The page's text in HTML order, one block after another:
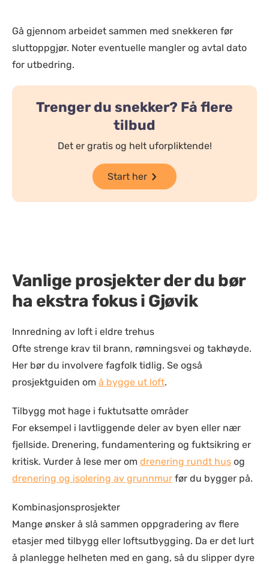
Gå gjennom arbeidet sammen med snekkeren før
sluttoppgjør. Noter eventuelle mangler og avtal dato
for utbedring.
Trenger du snekker? Få flere
tilbud
Det er gratis og helt uforpliktende!
Start her
Vanlige prosjekter der du bør
ha ekstra fokus i Gjøvik
Innredning av loft i eldre trehus
Ofte strenge krav til brann, rømningsvei og takhøyde.
Her bør du involvere fagfolk tidlig. Se også
prosjektguiden om å bygge ut loft.
Tilbygg mot hage i fuktutsatte områder
For eksempel i lavtliggende deler av byen eller nær
fjellside. Drenering, fundamentering og fuktsikring er
kritisk. Vurder å lese mer om drenering rundt hus og
drenering og isolering av grunnmur før du bygger på.
Kombinasjonsprosjekter
Mange ønsker å slå sammen oppgradering av flere
etasjer med tilbygg eller loftsutbygging. Da er det lurt
å planlegge helheten med en gang, så du slipper dyre